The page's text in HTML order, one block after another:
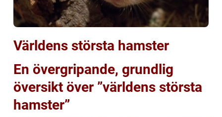
Världens största hamster
En övergripande, grundlig
översikt över ”världens största
hamster”